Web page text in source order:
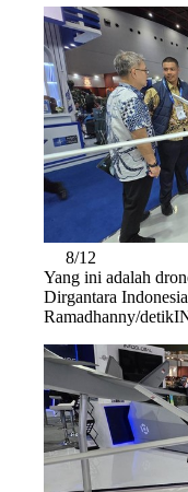
8/12
Yang ini adalah
Dirgantara
Ramadhanny/